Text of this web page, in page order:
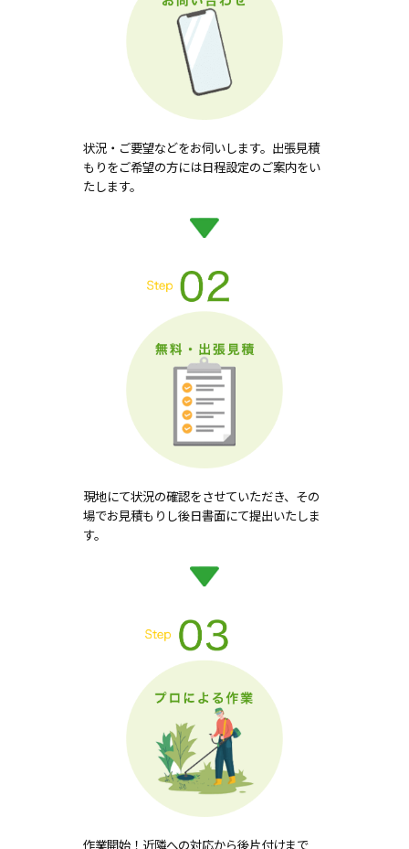
状況・ご要望などをお伺いします。出張見積
もりをご希望の方には日程設定のご案内をい
たします。
現地にて状況の確認をさせていただき、その
場でお見積もりし後日書面にて提出いたしま
す。
作業開始！近隣への対応から後片付けまで